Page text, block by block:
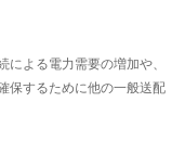
よる電力需要の増加や、
保するために他の一般送配